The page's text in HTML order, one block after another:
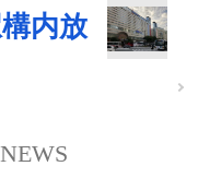
内放